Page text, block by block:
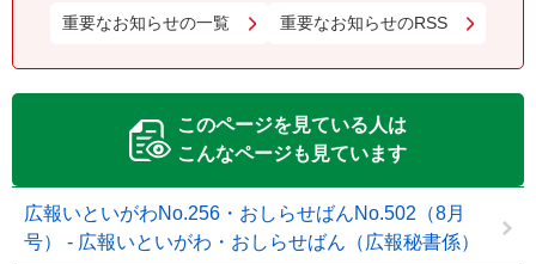
重要なお知らせの一覧 重要なお知らせのRSS
このページを見ている人は
こんなページも見ています
広報いといがわNo.256・おしらせばんNo.502（8月
号） - 広報いといがわ・おしらせばん（広報秘書係）